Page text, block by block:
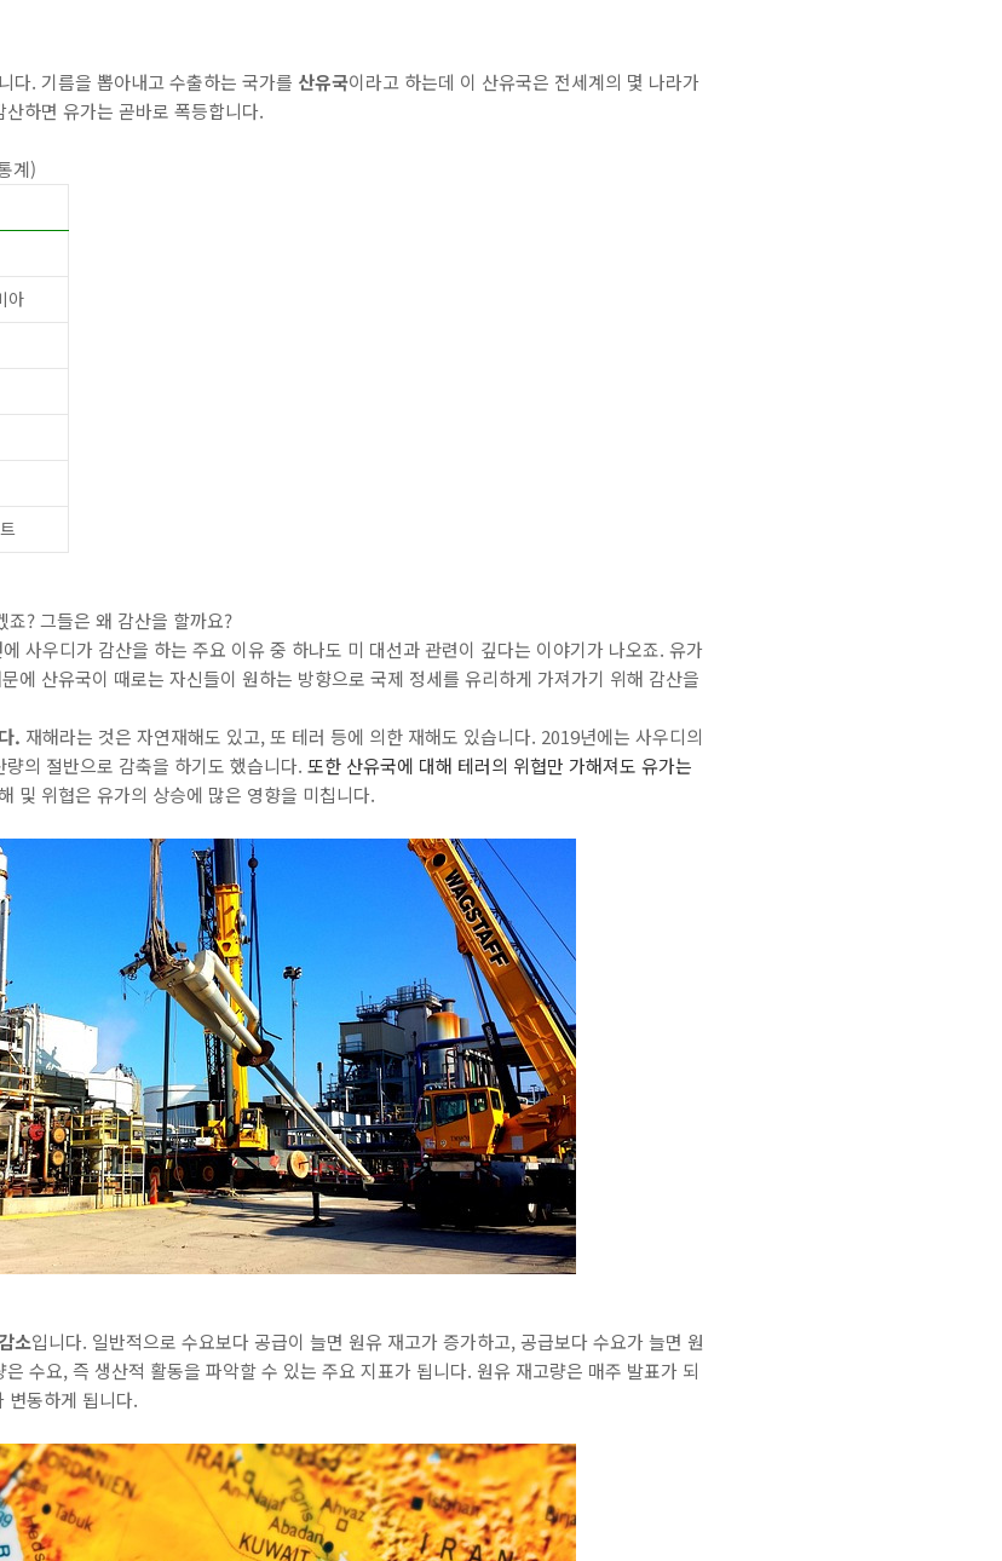
다. 기름을 뽑아내고 수출하는 국가를 산유국이라고 하는데 이 산유국은 전세계의 몇 나라가
하면 유가는 곧바로 폭등합니다.
계)
아
? 그들은 왜 감산을 할까요?
에 사우디가 감산을 하는 주요 이유 중 하나도 미 대선과 관련이 깊다는 이야기가 나오죠. 유가
에 산유국이 때로는 자신들이 원하는 방향으로 국제 정세를 유리하게 가져가기 위해 감산을
. 재해라는 것은 자연재해도 있고, 또 테러 등에 의한 재해도 있습니다. 2019년에는 사우디의
의 절반으로 감축을 하기도 했습니다. 또한 산유국에 대해 테러의 위협만 가해져도 유가는
및 위협은 유가의 상승에 많은 영향을 미칩니다.
소입니다. 일반적으로 수요보다 공급이 늘면 원유 재고가 증가하고, 공급보다 수요가 늘면 원
수요, 즉 생산적 활동을 파악할 수 있는 주요 지표가 됩니다. 원유 재고량은 매주 발표가 되
변동하게 됩니다.